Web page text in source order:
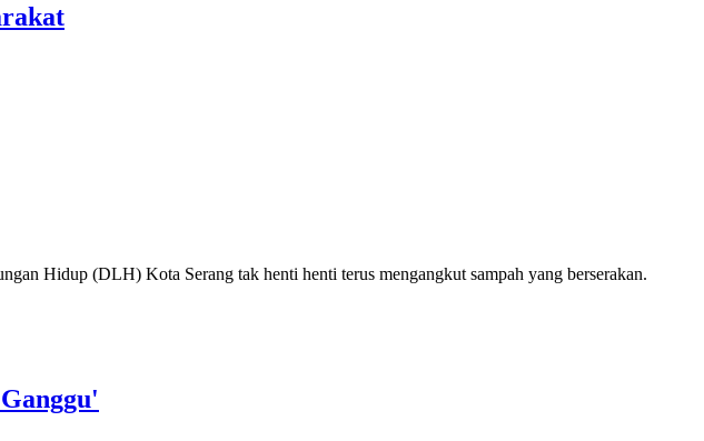
Hidup (DLH) Kota Serang tak henti henti terus mengangkut sampah yang berserakan.